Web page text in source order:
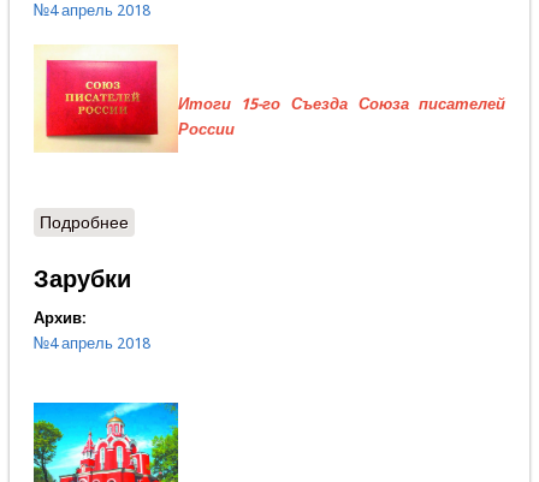
№4 апрель 2018
Итоги 15-го Съезда Союза писателей
России
Подробнеео Александр Бобров - Неподкупное большинство
Зарубки
Архив:
№4 апрель 2018